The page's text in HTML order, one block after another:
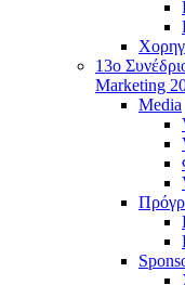
13o
Marketing
Media